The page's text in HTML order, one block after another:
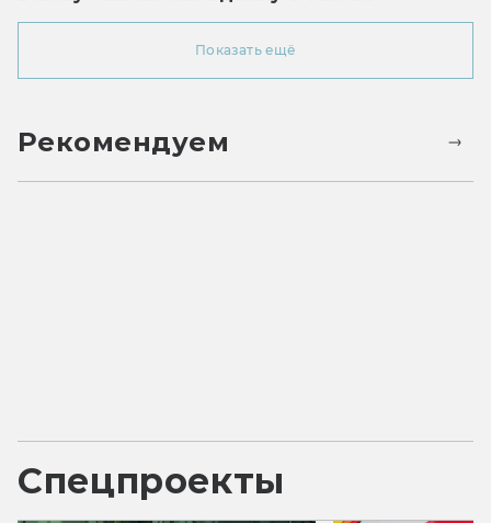
Показать ещё
Рекомендуем
Спецпроекты